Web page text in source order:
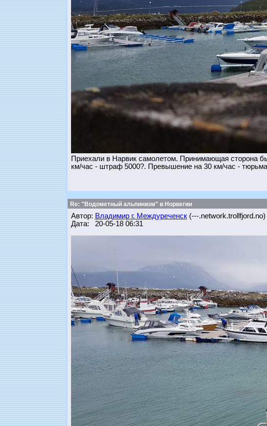
Приехали в Нарвик самолетом. Принимающая сторона
км/час - штраф 5000?. Превышение на 30 км/час -
Re: "Водометный альпинизм" в Норвегии
Автор: Владимир г. Междуреченск(---.network.trollfjord.no)
Дата: 20-05-18 06:31